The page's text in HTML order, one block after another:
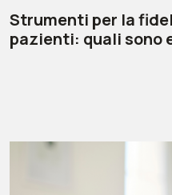
Strumenti per la
pazienti: quali sono